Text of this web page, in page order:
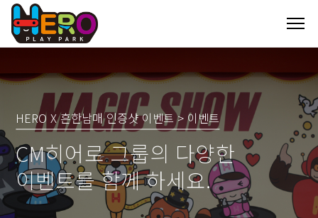
HERO X 흔한남매 인증샷 이벤트 > 이벤트
CM히어로 그룹의 다양한
이벤트를 함께 하세요.